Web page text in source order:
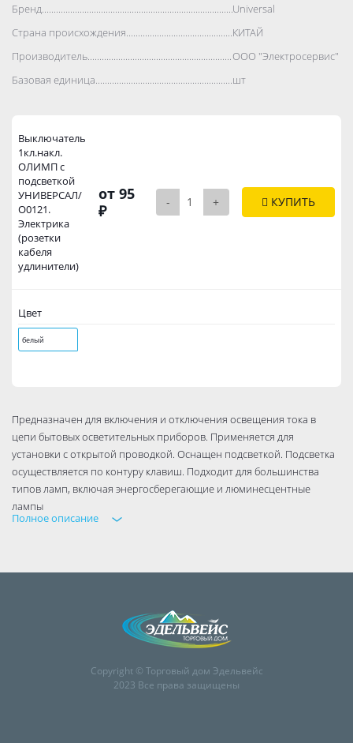
Бренд..................................................................................Universal
Страна происхождения..................................................................................
КИТАЙ
Производитель..................................................................................ООО "Электросервис"
Базовая единица..................................................................................
шт
Выключатель
1кл.накл.
ОЛИМП с
подсветкой
УНИВЕРСАЛ/
О0121.
Электрика
(розетки
кабеля
удлинители)
от 95
₽
- + КУПИТЬ
Цвет
белый
Предназначен для включения и отключения освещения тока в
цепи бытовых осветительных приборов. Применяется для
установки с открытой проводкой. Оснащен подсветкой. Подсветка
осуществляется по контуру клавиш. Подходит для большинства
типов ламп, включая энергосберегающие и люминесцентные
лампы
Полное описание
Copyright © Торговый дом Эдельвейс
2023 Все права защищены